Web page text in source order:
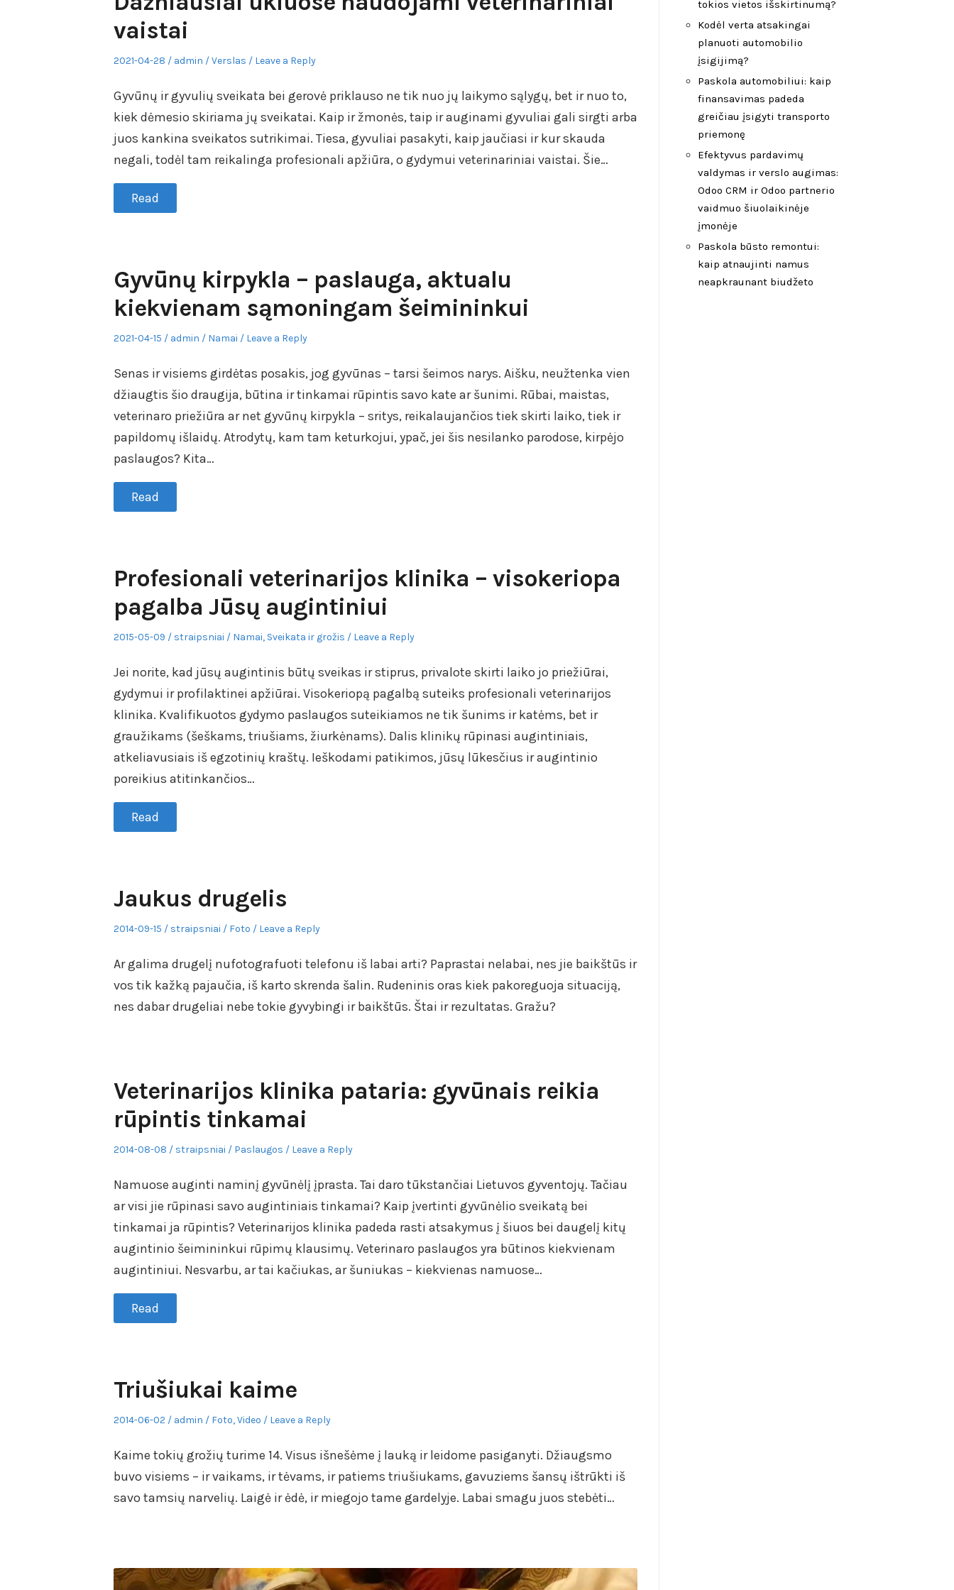
vaistai
Posted
2021-04-28 Author
admin
Posted
Verslas Leave a Reply
Gyvūnų ir gyvulių sveikata bei gerovė priklauso ne tik nuo jų laikymo sąlygų, bet ir nuo to,
kiek dėmesio skiriama jų sveikatai. Kaip ir žmonės, taip ir auginami gyvuliai gali sirgti arba
juos kankina sveikatos sutrikimai. Tiesa, gyvuliai pasakyti, kaip jaučiasi ir kur skauda
negali, todėl tam reikalinga profesionali apžiūra, o gydymui veterinariniai vaistai. Šie…
Read
Gyvūnų kirpykla – paslauga, aktualu
kiekvienam sąmoningam šeimininkui
Posted
2021-04-15 Author
admin
Posted
Namai Leave a Reply
Senas ir visiems girdėtas posakis, jog gyvūnas – tarsi šeimos narys. Aišku, neužtenka vien
džiaugtis šio draugija, būtina ir tinkamai rūpintis savo kate ar šunimi. Rūbai, maistas,
veterinaro priežiūra ar net gyvūnų kirpykla – sritys, reikalaujančios tiek skirti laiko, tiek ir
papildomų išlaidų. Atrodytų, kam tam keturkojui, ypač, jei šis nesilanko parodose, kirpėjo
paslaugos? Kita…
Read
Profesionali veterinarijos klinika – visokeriopa
pagalba Jūsų augintiniui
Posted
2015-05-09 Author
straipsniai
Posted
Namai, Sveikata ir grožis Leave a Reply
Jei norite, kad jūsų augintinis būtų sveikas ir stiprus, privalote skirti laiko jo priežiūrai,
gydymui ir profilaktinei apžiūrai. Visokeriopą pagalbą suteiks profesionali veterinarijos
klinika. Kvalifikuotos gydymo paslaugos suteikiamos ne tik šunims ir katėms, bet ir
graužikams (šeškams, triušiams, žiurkėnams). Dalis klinikų rūpinasi augintiniais,
atkeliavusiais iš egzotinių kraštų. Ieškodami patikimos, jūsų lūkesčius ir augintinio
poreikius atitinkančios…
Read
Jaukus drugelis
Posted
2014-09-15 Author
straipsniai
Posted
Foto Leave a Reply
Ar galima drugelį nufotografuoti telefonu iš labai arti? Paprastai nelabai, nes jie baikštūs ir
vos tik kažką pajaučia, iš karto skrenda šalin. Rudeninis oras kiek pakoreguoja situaciją,
nes dabar drugeliai nebe tokie gyvybingi ir baikštūs. Štai ir rezultatas. Gražu?
Veterinarijos klinika pataria: gyvūnais reikia
rūpintis tinkamai
Posted
2014-08-08 Author
straipsniai
Posted
Paslaugos Leave a Reply
Namuose auginti naminį gyvūnėlį įprasta. Tai daro tūkstančiai Lietuvos gyventojų. Tačiau
ar visi jie rūpinasi savo augintiniais tinkamai? Kaip įvertinti gyvūnėlio sveikatą bei
tinkamai ja rūpintis? Veterinarijos klinika padeda rasti atsakymus į šiuos bei daugelį kitų
augintinio šeimininkui rūpimų klausimų. Veterinaro paslaugos yra būtinos kiekvienam
augintiniui. Nesvarbu, ar tai kačiukas, ar šuniukas – kiekvienas namuose…
Read
Triušiukai kaime
Posted
2014-06-02 Author
admin
Posted
Foto,Video Leave a Reply
Kaime tokių grožių turime 14. Visus išnešėme į lauką ir leidome pasiganyti. Džiaugsmo
buvo visiems – ir vaikams, ir tėvams, ir patiems triušiukams, gavuziems šansų ištrūkti iš
savo tamsių narvelių. Laigė ir ėdė, ir miegojo tame gardelyje. Labai smagu juos stebėti…
tokios vietos išskirtinumą?
Kodėl verta atsakingai
planuoti automobilio
įsigijimą?
Paskola automobiliui: kaip
finansavimas padeda
greičiau įsigyti transporto
priemonę
Efektyvus pardavimų
valdymas ir verslo augimas:
Odoo CRM ir Odoo partnerio
vaidmuo šiuolaikinėje
įmonėje
Paskola būsto remontui:
kaip atnaujinti namus
neapkraunant biudžeto